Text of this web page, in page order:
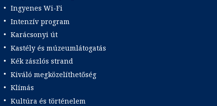
Ingyenes Wi-Fi
Intenzív program
Karácsonyi út
Kastély és múzeumlátogatás
Kék zászlós strand
Kiváló megközelíthetőség
Klímás
Kultúra és történelem